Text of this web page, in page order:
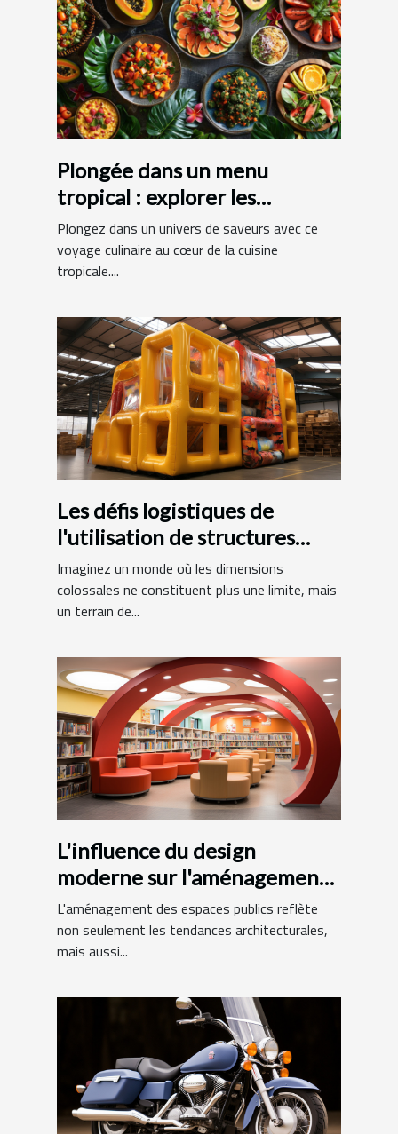
Plongée dans un menu
tropical : explorer les
spécialités exotiques
Plongez dans un univers de saveurs avec ce
voyage culinaire au cœur de la cuisine
tropicale....
Les défis logistiques de
l'utilisation de structures
gonflables de grande taille
Imaginez un monde où les dimensions
colossales ne constituent plus une limite, mais
un terrain de...
L'influence du design
moderne sur l'aménagement
des bibliothèques
municipales
L'aménagement des espaces publics reflète
non seulement les tendances architecturales,
mais aussi...